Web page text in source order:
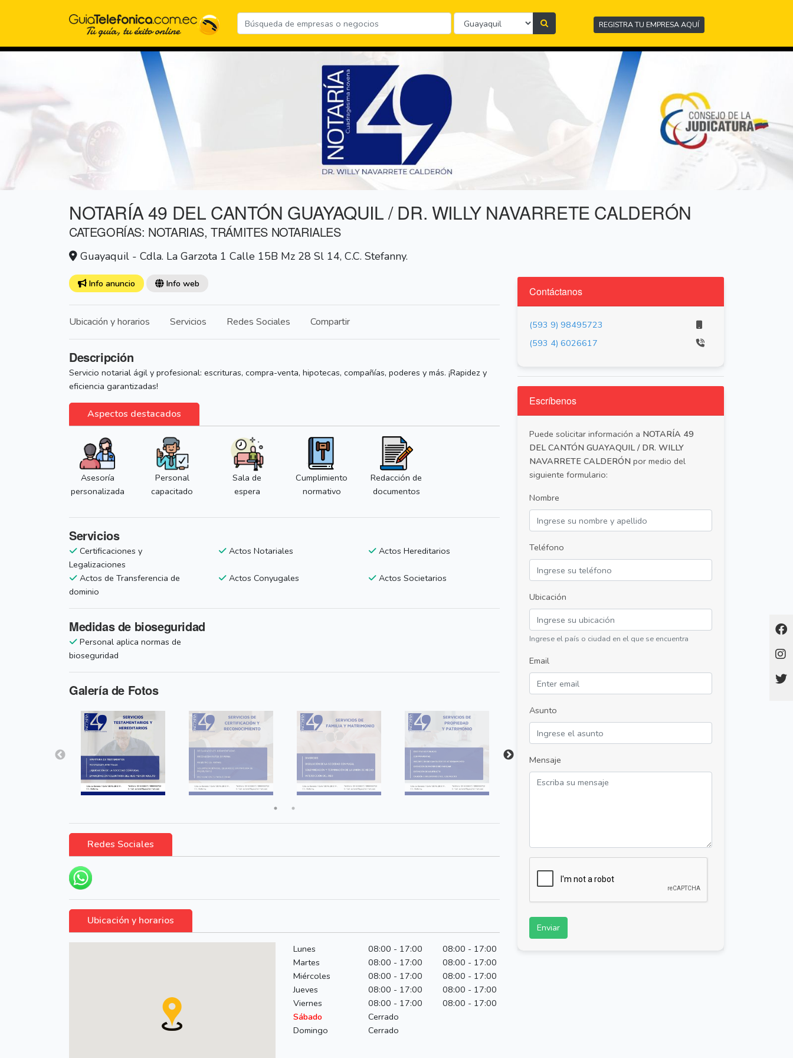
REGISTRA TU EMPRESA AQUÍ
NOTARÍA 49 DEL CANTÓN GUAYAQUIL / DR. WILLY NAVARRETE CALDERÓN
CATEGORÍAS: NOTARIAS, TRÁMITES NOTARIALES
Guayaquil - Cdla. La Garzota 1 Calle 15B Mz 28 Sl 14, C.C. Stefanny.
Info anuncio Info web
Ubicación y horarios Servicios Redes Sociales Compartir
Descripción
Servicio notarial ágil y profesional: escrituras, compra-venta, hipotecas, compañías, poderes y más. ¡Rapidez y
eficiencia garantizadas!
Aspectos destacados
Asesoría
personalizada
Personal
capacitado
Sala de
espera
Cumplimiento
normativo
Redacción de
documentos
Servicios
Certificaciones y
Legalizaciones
Actos Notariales Actos Hereditarios
Actos de Transferencia de
dominio
Actos Conyugales Actos Societarios
Medidas de bioseguridad
Personal aplica normas de
bioseguridad
Galería de Fotos
Redes Sociales
Ubicación y horarios
Lunes 08:00 - 17:00
08:00 - 17:00
Martes
08:00 - 17:00
08:00 - 17:00
Miércoles
08:00 - 17:00
08:00 - 17:00
Jueves
08:00 - 17:00
08:00 - 17:00
Viernes
08:00 - 17:00
08:00 - 17:00
Sábado
Cerrado
Domingo
Cerrado
Contáctanos
(593 9) 98495723
(593 4) 6026617
Escríbenos
Puede solicitar información a NOTARÍA 49
DEL CANTÓN GUAYAQUIL / DR. WILLY
NAVARRETE CALDERÓN por medio del
siguiente formulario:
Nombre
Teléfono
Ubicación
Ingrese el país o ciudad en el que se encuentra
Email
Asunto
Mensaje
Enviar